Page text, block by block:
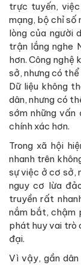
trực tuyến,
mạng, bộ chỉ số
lòng của người
trận lắng nghe
hơn. Công
sở, nhưng có
Dữ liệu không
dân, nhưng có
sớm những vấn
chính xác hơn.
Trong xã hội
nhanh trên
sự việc ở cơ sở,
nguy cơ lừa
truyền rất
nắm bắt, chậm
phát huy vai trò
đại.
Vì vậy, gần